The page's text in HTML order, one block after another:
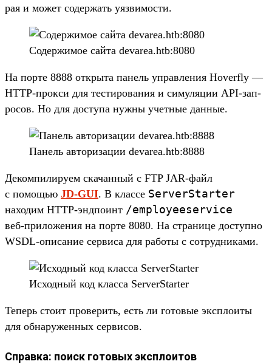
рая и может содер­жать уяз­вимос­ти.
Со­дер­жимое сай­та devarea.htb:8080
На пор­те 8888 откры­та панель управле­ния Hoverfly —
HTTP-прок­си для тес­тирова­ния и симуля­ции API-зап­
росов. Но для дос­тупа нуж­ны учет­ные дан­ные.
Па­нель авто­риза­ции devarea.htb:8888
Де­ком­пилиру­ем ска­чан­ный с FTP JAR-файл
с помощью JD-GUI. В клас­се ServerStarter
находим HTTP-эндпо­инт /employeeservice
веб‑при­ложе­ния на пор­те 8080. На стра­нице дос­тупно
WSDL-опи­сание сер­виса для работы с сот­рудни­ками.
Ис­ходный код клас­са ServerStarter
Те­перь сто­ит про­верить, есть ли готовые экс­пло­иты
для обна­ружен­ных сер­висов.
Справка: поиск готовых эксплоитов